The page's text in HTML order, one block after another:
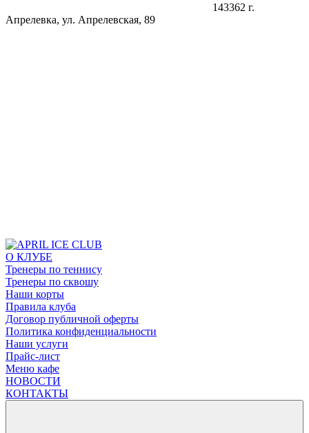
143362 г.
Апрелевка, ул. Апрелевская, 89
О КЛУБЕ
Тренеры по теннису
Тренеры по сквошу
Наши корты
Правила клуба
Договор публичной оферты
Политика конфиденциальности
Наши услуги
Прайс-лист
Меню кафе
НОВОСТИ
КОНТАКТЫ